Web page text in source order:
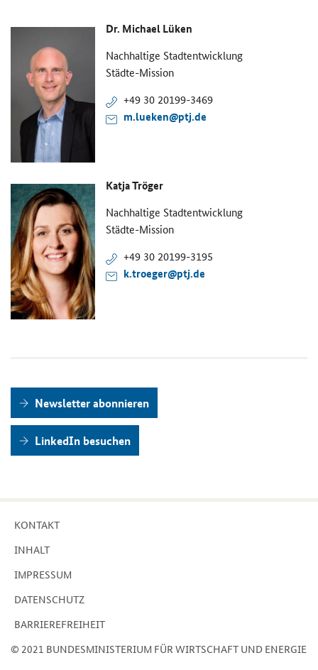
Dr. Mi­cha­el Lüken
Nach­hal­ti­ge Stadt­ent­wick­lung
Städte-​Mission
+49 30 20199-​3469
m.lu­eken@ptj.de
Katja Trö­ger
Nach­hal­ti­ge Stadt­ent­wick­lung
Städte-​Mission
+49 30 20199-​3195
k.tro­e­ger@ptj.de
News­let­ter abon­nie­ren
Lin­ke­dIn be­su­chen
KON­TAKT
IN­HALT
IM­PRES­SUM
DA­TEN­SCHUTZ
BAR­RIE­RE­FREI­HEIT
© 2021 BUN­DES­MI­NIS­TE­RI­UM FÜR WIRT­SCHAFT UND EN­ER­GIE